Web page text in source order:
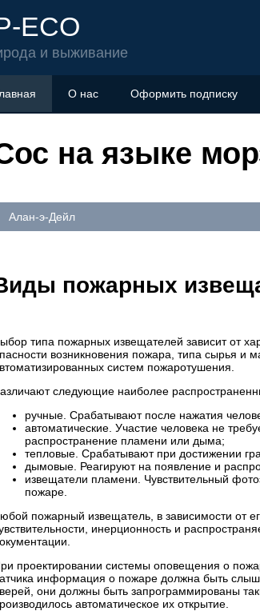
ECO
и выживание
О нас Оформить подписку
на языке
Алан-э-Дейл
пожарных
типа пожарных извещателей зависит от
возникновения пожара, типа сырья и
систем пожаротушения.
следующие наиболее
ручные. Срабатывают после нажатия
автоматические. Участие человека не
распространение пламени или дыма;
тепловые. Срабатывают при достижении
дымовые. Реагируют на появление и
извещатели пламени. Чувствительный
пожаре.
пожарный извещатель, в зависимости от
инерционность и
проектировании системы оповещения о
информация о пожаре должна быть
они должны быть запрограммированы
автоматическое их открытие.